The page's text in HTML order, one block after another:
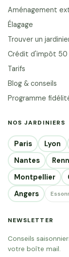
Aménagement
Élagage
Trouver un
Crédit d'impôt 50
Tarifs
Blog & conseils
Programme
NOS JARDINIERS
Paris Lyon
Nantes
Montpellier
Angers
NEWSLETTER
Conseils
votre boîte mail.